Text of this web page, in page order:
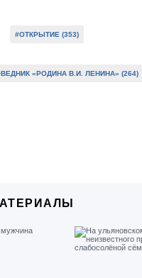
#ОТКРЫТИЕ (353)
«РОДИНА В.И. ЛЕНИНА» (264)